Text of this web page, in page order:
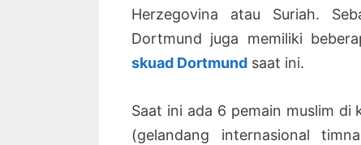
Herzegovina atau Suriah.
Dortmund juga memiliki
skuad Dortmund saat ini.
Saat ini ada 6 pemain muslim di
(gelandang internasional